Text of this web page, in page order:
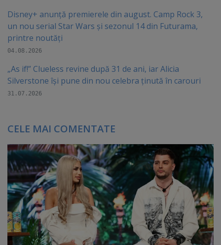
Disney+ anunță premierele din august. Camp Rock 3,
un nou serial Star Wars și sezonul 14 din Futurama,
printre noutăți
04.08.2026
„As if!” Clueless revine după 31 de ani, iar Alicia
Silverstone își pune din nou celebra ținută în carouri
31.07.2026
CELE MAI COMENTATE